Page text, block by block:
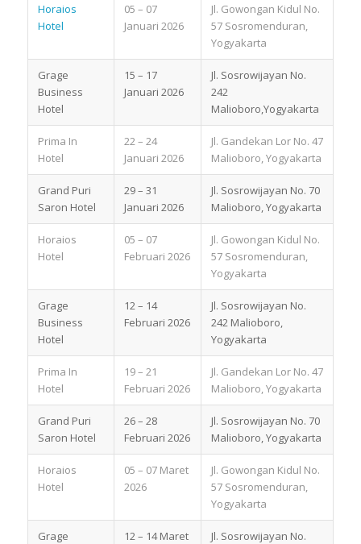
Horaios
Hotel
05 – 07
Januari 2026
Jl. Gowongan Kidul No.
57 Sosromenduran,
Yogyakarta
Grage
Business
Hotel
15 – 17
Januari 2026
Jl. Sosrowijayan No.
242
Malioboro,Yogyakarta
Prima In
Hotel
22 – 24
Januari 2026
Jl. Gandekan Lor No. 47
Malioboro, Yogyakarta
Grand Puri
Saron Hotel
29 – 31
Januari 2026
Jl. Sosrowijayan No. 70
Malioboro, Yogyakarta
Horaios
Hotel
05 – 07
Februari 2026
Jl. Gowongan Kidul No.
57 Sosromenduran,
Yogyakarta
Grage
Business
Hotel
12 – 14
Februari 2026
Jl. Sosrowijayan No.
242 Malioboro,
Yogyakarta
Prima In
Hotel
19 – 21
Februari 2026
Jl. Gandekan Lor No. 47
Malioboro, Yogyakarta
Grand Puri
Saron Hotel
26 – 28
Februari 2026
Jl. Sosrowijayan No. 70
Malioboro, Yogyakarta
Horaios
Hotel
05 – 07 Maret
2026
Jl. Gowongan Kidul No.
57 Sosromenduran,
Yogyakarta
Grage
12 – 14 Maret
Jl. Sosrowijayan No.